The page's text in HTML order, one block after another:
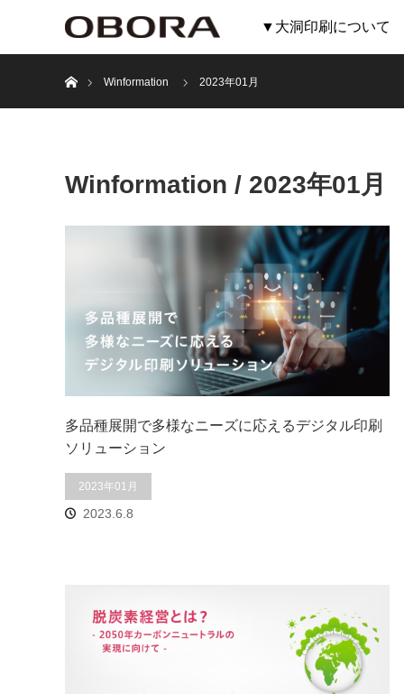
▼大洞印刷について
Winformation
2023年01月
Winformation / 2023年01月
多品種展開で多様なニーズに応えるデジタル印刷
ソリューション
2023年01月
2023.6.8